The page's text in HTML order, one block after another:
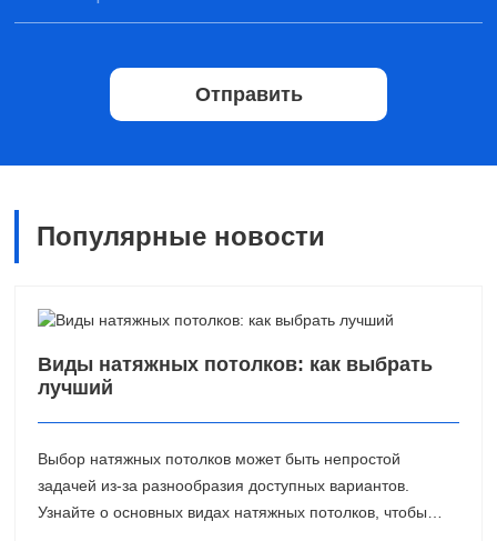
Отправить
Популярные новости
Виды натяжных потолков: как выбрать
лучший
Выбор натяжных потолков может быть непростой
задачей из-за разнообразия доступных вариантов.
Узнайте о основных видах натяжных потолков, чтобы